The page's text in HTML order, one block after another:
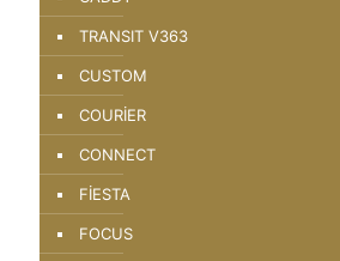
TRANSIT V363
CUSTOM
COURİER
CONNECT
FİESTA
FOCUS